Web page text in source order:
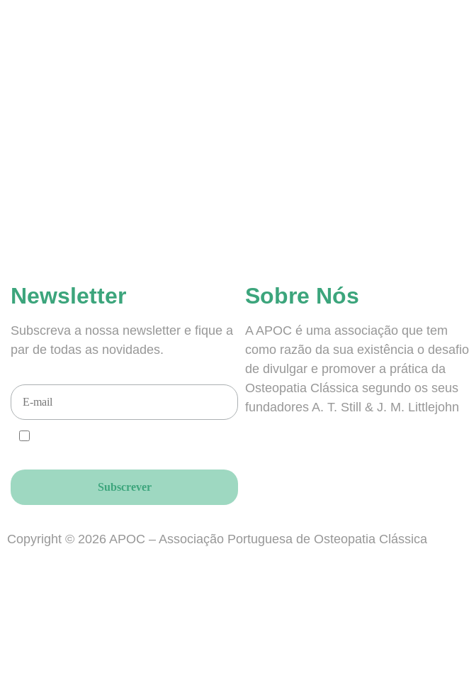
Newsletter
Subscreva a nossa newsletter e fique a
par de todas as novidades.
Sobre Nós
A APOC é uma associação que tem
como razão da sua existência o desafio
de divulgar e promover a prática da
Osteopatia Clássica segundo os seus
fundadores A. T. Still & J. M. Littlejohn
Copyright © 2026 APOC – Associação Portuguesa de Osteopatia Clássica